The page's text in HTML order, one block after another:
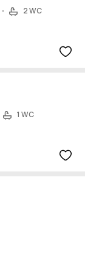
2 WC
1 WC